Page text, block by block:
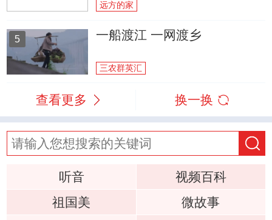
远方的家
5 一船渡江 一网渡乡
三农群英汇
查看更多 换一换
听音
视频百科
祖国美
微故事